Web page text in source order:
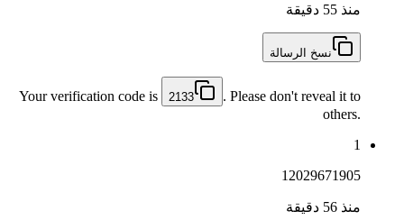
منذ 55 دقيقة
نسخ الرسالة
Your verification code is 2133
. Please don't reveal it to
others.
1
12029671905
منذ 56 دقيقة